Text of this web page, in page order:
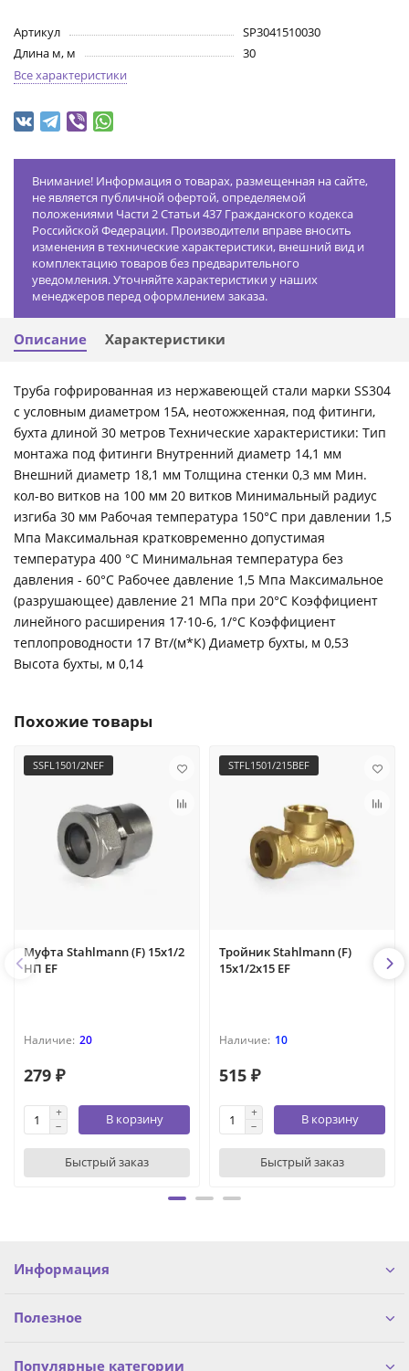
Артикул
SP3041510030
Длина м, м
30
Все характеристики
Внимание! Информация о товарах, размещенная на сайте,
не является публичной офертой, определяемой
положениями Части 2 Статьи 437 Гражданского кодекса
Российской Федерации. Производители вправе вносить
изменения в технические характеристики, внешний вид и
комплектацию товаров без предварительного
уведомления. Уточняйте характеристики у наших
менеджеров перед оформлением заказа.
Описание Характеристики
Труба гофрированная из нержавеющей стали марки SS304
с условным диаметром 15А, неотожженная, под фитинги,
бухта длиной 30 метров Технические характеристики: Тип
монтажа под фитинги Внутренний диаметр 14,1 мм
Внешний диаметр 18,1 мм Толщина стенки 0,3 мм Мин.
кол-во витков на 100 мм 20 витков Минимальный радиус
изгиба 30 мм Рабочая температура 150°С при давлении 1,5
Мпа Максимальная кратковременно допустимая
температура 400 °С Минимальная температура без
давления - 60°С Рабочее давление 1,5 Мпа Максимальное
(разрушающее) давление 21 МПа при 20°С Коэффициент
линейного расширения 17·10-6, 1/°С Коэффициент
теплопроводности 17 Вт/(м*К) Диаметр бухты, м 0,53
Высота бухты, м 0,14
Похожие товары
SSFL1501/2NEF
Муфта Stahlmann (F) 15х1/2
НП EF
20
279 ₽
В корзину
Быстрый заказ
STFL1501/215BEF
Тройник Stahlmann (F)
15х1/2х15 EF
10
515 ₽
В корзину
Быстрый заказ
Информация
Полезное
Популярные категории